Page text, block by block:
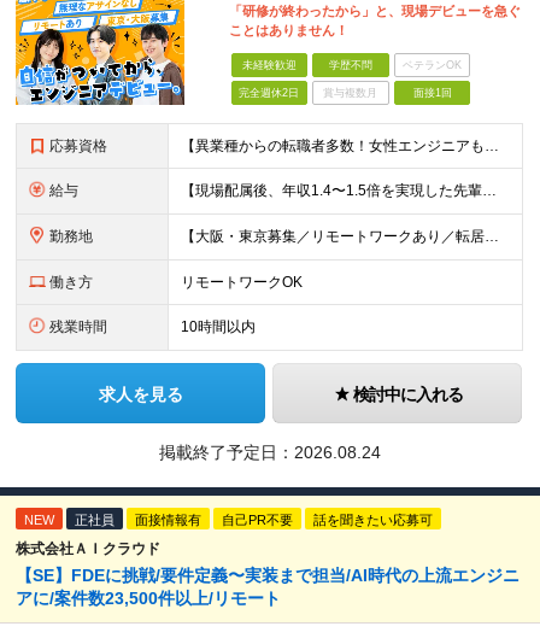
「研修が終わったから」と、現場デビューを急ぐ
ことはありません！
未経験歓迎 学歴不問 ベテランOK
完全週休2日 賞与複数月 面接1回
応募資格 【異業種からの転職者多数！女性エンジニアも活躍中】 ◆学歴不問 ◆未経験OK ≪こんな方を歓迎しています≫ ◎未経験から成長できる環境で活躍したい方 ◎大学やスクールでIT系のスキルを学んだことのあ
給与 【現場配属後、年収1.4〜1.5倍を実現した先輩も！残業代全額支給】 ◆給与は経験やスキルに応じて決定します ◆年俸制250万円～350万円（1/12を月々支給） ≪年収UPの例≫ ◎飲食業からのキ
勤務地 【大阪・東京募集／リモートワークあり／転居を伴う転勤なし】 東京本社、大阪事務所、または東京23区内・関西（大阪・兵庫）の各クライアント先勤務 ◆入社後、約1年間はクライアント先ではなく 自社内（東
働き方 リモートワークOK
残業時間 10時間以内
求人を見る 検討中に入れる
掲載終了予定日： 2026.08.24
NEW 正社員 面接情報有 自己PR不要 話を聞きたい応募可
株式会社ＡＩクラウド
【SE】FDEに挑戦/要件定義〜実装まで担当/AI時代の上流エンジニ
アに/案件数23,500件以上/リモート